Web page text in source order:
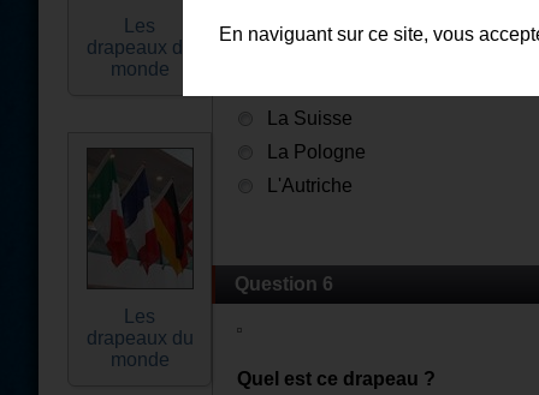
Les
drapeaux du
monde
Les
drapeaux du
monde
La Suisse
La Pologne
L'Autriche
Question 6
Quel est ce drapeau ?
En naviguant sur ce site, vous